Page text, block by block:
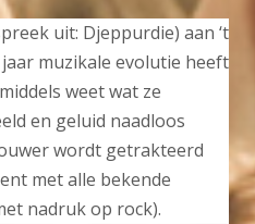
uit: Djeppurdie) aan ‘t
muzikale evolutie heeft
weet wat ze
en geluid naadloos
wordt getrakteerd
met alle bekende
nadruk op rock).